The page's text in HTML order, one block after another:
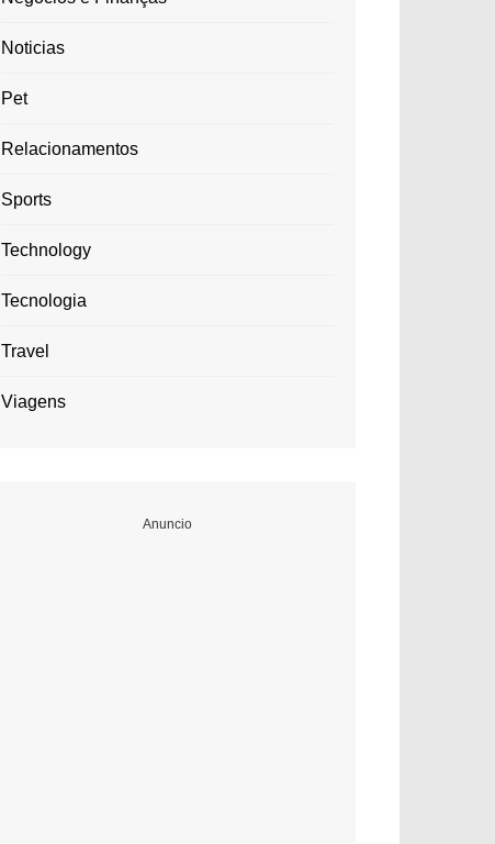
Noticias
Pet
Relacionamentos
Sports
Technology
Tecnologia
Travel
Viagens
Anuncio